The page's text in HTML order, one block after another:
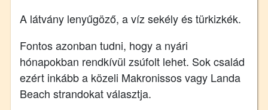
A látvány lenyűgöző, a víz sekély és türkizkék.
Fontos azonban tudni, hogy a nyári
hónapokban rendkívül zsúfolt lehet. Sok család
ezért inkább a közeli Makronissos vagy Landa
Beach strandokat választja.